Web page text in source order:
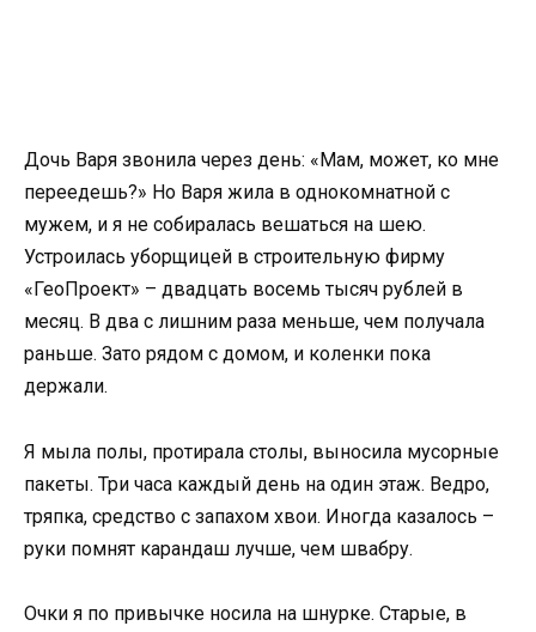
Дочь Варя звонила через день: «Мам, может, ко мне
переедешь?» Но Варя жила в однокомнатной с
мужем, и я не собиралась вешаться на шею.
Устроилась уборщицей в строительную фирму
«ГеоПроект» – двадцать восемь тысяч рублей в
месяц. В два с лишним раза меньше, чем получала
раньше. Зато рядом с домом, и коленки пока
держали.
Я мыла полы, протирала столы, выносила мусорные
пакеты. Три часа каждый день на один этаж. Ведро,
тряпка, средство с запахом хвои. Иногда казалось –
руки помнят карандаш лучше, чем швабру.
Очки я по привычке носила на шнурке. Старые, в